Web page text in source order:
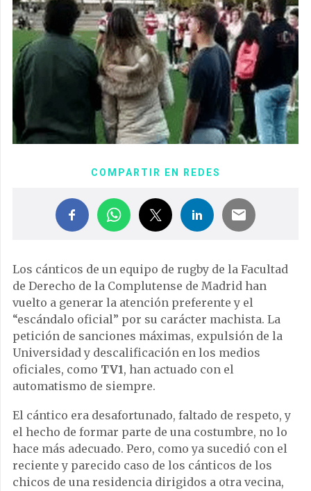
COMPARTIR EN REDES
Los cánticos de un equipo de rugby de la Facultad
de Derecho de la Complutense de Madrid han
vuelto a generar la atención preferente y el
“escándalo oficial” por su carácter machista. La
petición de sanciones máximas, expulsión de la
Universidad y descalificación en los medios
oficiales, como TV1, han actuado con el
automatismo de siempre.
El cántico era desafortunado, faltado de respeto, y
el hecho de formar parte de una costumbre, no lo
hace más adecuado. Pero, como ya sucedió con el
reciente y parecido caso de los cánticos de los
chicos de una residencia dirigidos a otra vecina,